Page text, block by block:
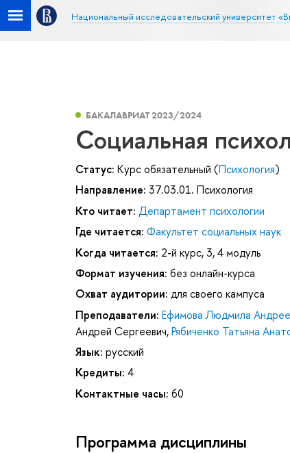
Национальный исследовательский университет
БАКАЛАВРИАТ 2023/2024
Социальная
Статус: Курс обязательный (Психология)
Направление: 37.03.01. Психология
Кто читает: Департамент психологии
Где читается: Факультет социальных наук
Когда читается: 2-й курс, 3, 4 модуль
Формат изучения: без онлайн-курса
Охват аудитории: для своего кампуса
Преподаватели: Ефимова Людмила
Андрей Сергеевич,Рябиченко Татьяна
Язык: русский
Кредиты: 4
Контактные часы: 60
Программа дисциплины